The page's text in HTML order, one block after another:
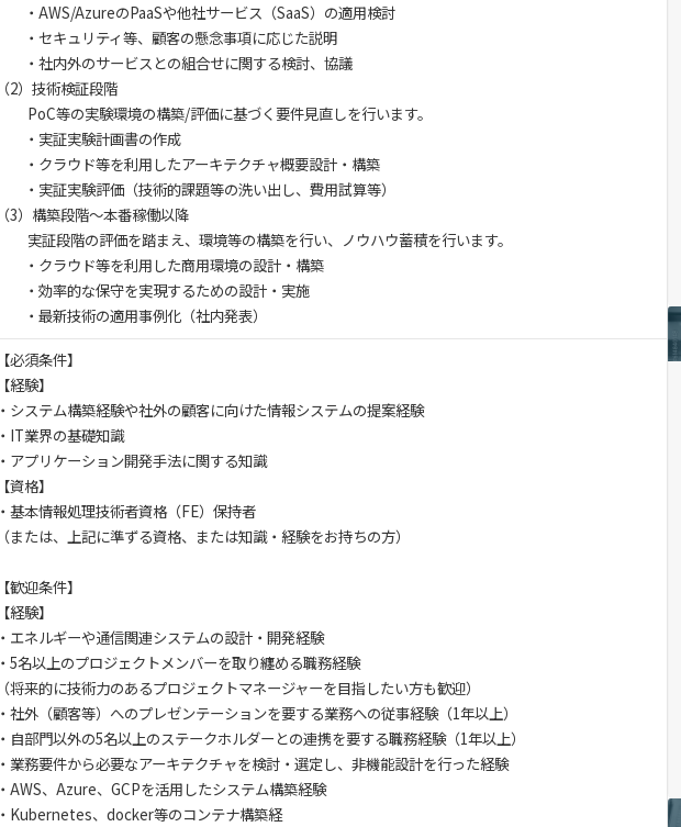
・AWS/AzureのPaaSや他社サービス（SaaS）の適用検討
・セキュリティ等、顧客の懸念事項に応じた説明
・社内外のサービスとの組合せに関する検討、協議
（2）技術検証段階
PoC等の実験環境の構築/評価に基づく要件見直しを行います。
・実証実験計画書の作成
・クラウド等を利用したアーキテクチャ概要設計・構築
・実証実験評価（技術的課題等の洗い出し、費用試算等）
（3）構築段階～本番稼働以降
実証段階の評価を踏まえ、環境等の構築を行い、ノウハウ蓄積を行います。
・クラウド等を利用した商用環境の設計・構築
・効率的な保守を実現するための設計・実施
・最新技術の適用事例化（社内発表）
【必須条件】
【経験】
・システム構築経験や社外の顧客に向けた情報システムの提案経験
・IT業界の基礎知識
・アプリケーション開発手法に関する知識
【資格】
・基本情報処理技術者資格（FE）保持者
（または、上記に準ずる資格、または知識・経験をお持ちの方）
【歓迎条件】
【経験】
・エネルギーや通信関連システムの設計・開発経験
・5名以上のプロジェクトメンバーを取り纏める職務経験
（将来的に技術力のあるプロジェクトマネージャーを目指したい方も歓迎）
・社外（顧客等）へのプレゼンテーションを要する業務への従事経験（1年以上）
・自部門以外の5名以上のステークホルダーとの連携を要する職務経験（1年以上）
・業務要件から必要なアーキテクチャを検討・選定し、非機能設計を行った経験
・AWS、Azure、GCPを活用したシステム構築経験
・Kubernetes、docker等のコンテナ構築経